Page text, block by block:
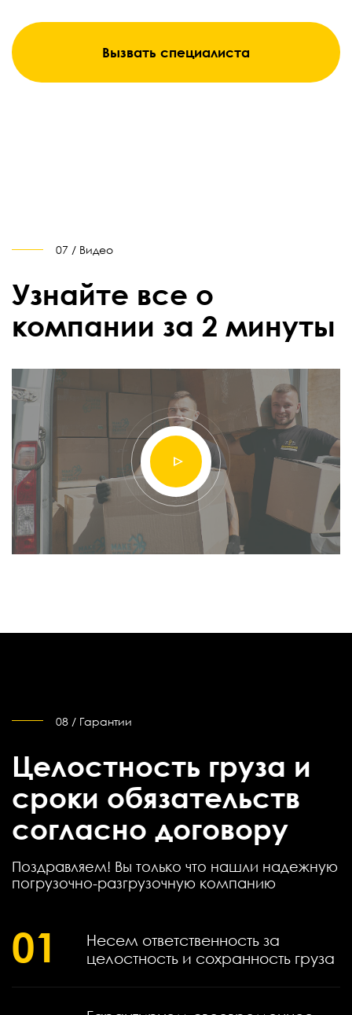
Вызвать специалиста
07 / Видео
Узнайте все о
компании за 2 минуты
08 / Гарантии
Целостность груза и
сроки обязательств
согласно договору
Поздравляем! Вы только что нашли надежную
погрузочно-разгрузочную компанию
01
Несем ответственность за
целостность и сохранность груза